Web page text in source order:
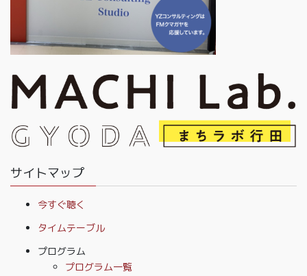
サイトマップ
今すぐ聴く
タイムテーブル
プログラム
プログラム一覧